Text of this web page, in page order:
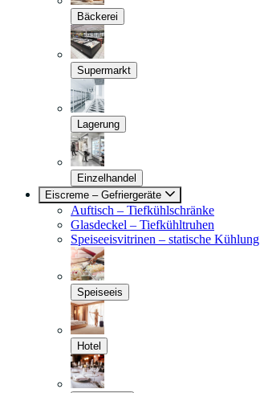
Bäckerei
Supermarkt
Lagerung
Einzelhandel
Eiscreme – Gefriergeräte
Auftisch – Tiefkühlschränke
Glasdeckel – Tiefkühltruhen
Speiseeisvitrinen – statische Kühlung
Speiseeis
Hotel